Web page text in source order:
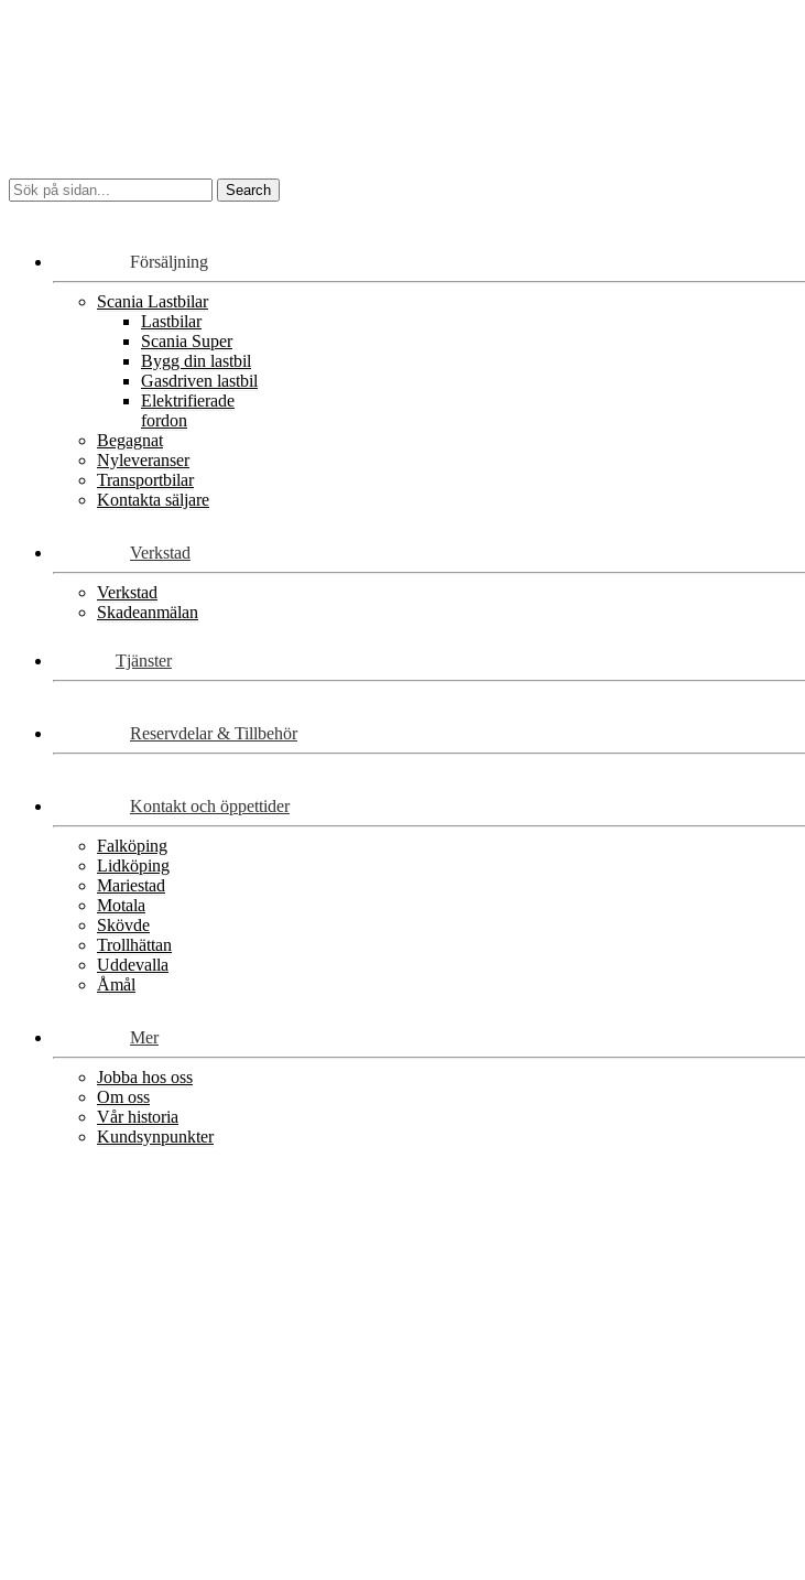
Försäljning
Scania Lastbilar
Lastbilar
Scania Super
Bygg din lastbil
Gasdriven lastbil
Elektrifierade
fordon
Begagnat
Nyleveranser
Transportbilar
Kontakta säljare
Verkstad
Verkstad
Skadeanmälan
Tjänster
Reservdelar & Tillbehör
Kontakt och öppettider
Falköping
Lidköping
Mariestad
Motala
Skövde
Trollhättan
Uddevalla
Åmål
Mer
Jobba hos oss
Om oss
Vår historia
Kundsynpunkter